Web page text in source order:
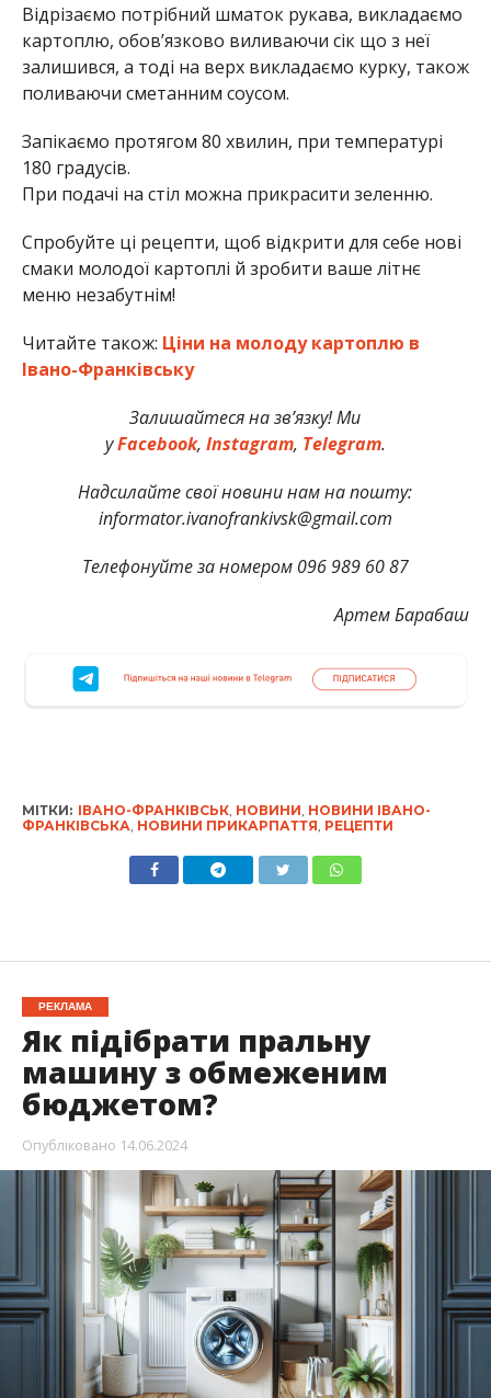
Відрізаємо потрібний шматок рукава, викладаємо
картоплю, обов’язково виливаючи сік що з неї
залишився, а тоді на верх викладаємо курку, також
поливаючи сметанним соусом.
Запікаємо протягом 80 хвилин, при температурі
180 градусів.
При подачі на стіл можна прикрасити зеленню.
Спробуйте ці рецепти, щоб відкрити для себе нові
смаки молодої картоплі й зробити ваше літнє
меню незабутнім!
Читайте також: Ціни на молоду картоплю в
Івано-Франківську
Залишайтеся на зв’язку! Ми
уFacebook, Instagram, Telegram.
Надсилайте свої новини нам на пошту:
informator.ivanofrankivsk@gmail.com
Телефонуйте за номером 096 989 60 87
Артем Барабаш
МІТКИ: ІВАНО-ФРАНКІВСЬК, НОВИНИ, НОВИНИ ІВАНО-
ФРАНКІВСЬКА, НОВИНИ ПРИКАРПАТТЯ, РЕЦЕПТИ
РЕКЛАМА
Як підібрати пральну
машину з обмеженим
бюджетом?
Опубліковано 14.06.2024